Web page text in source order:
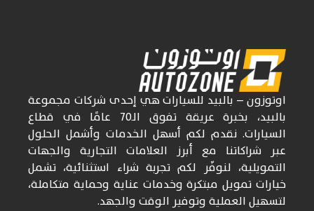
اوتوزون– بالبيد للسياراتهي إحدى شركات مجموعة
بالبيد، بخبرة عريقة تفوق الـ70
عامًا في قطاع
السيارات. نقدم لكم أسهل الخدمات وأشمل الحلول
عبر شراكاتنا مع أبرز العلامات التجارية والجهات
التمويلية، لنوفّر لكم تجربة شراء استثنائية، تشمل
خيارات تمويل مبتكرة وخدمات عناية وحماية متكاملة،
لتسهيل العملية وتوفير الوقت والجهد.